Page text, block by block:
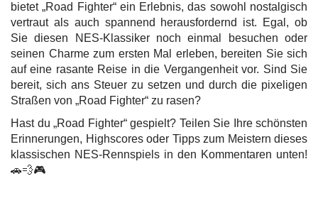
bietet „Road Fighter“ ein Erlebnis, das sowohl nostalgisch
vertraut als auch spannend herausfordernd ist. Egal, ob
Sie diesen NES-Klassiker noch einmal besuchen oder
seinen Charme zum ersten Mal erleben, bereiten Sie sich
auf eine rasante Reise in die Vergangenheit vor. Sind Sie
bereit, sich ans Steuer zu setzen und durch die pixeligen
Straßen von „Road Fighter“ zu rasen?
Hast du „Road Fighter“ gespielt? Teilen Sie Ihre schönsten
Erinnerungen, Highscores oder Tipps zum Meistern dieses
klassischen NES-Rennspiels in den Kommentaren unten!
🚗💨🎮